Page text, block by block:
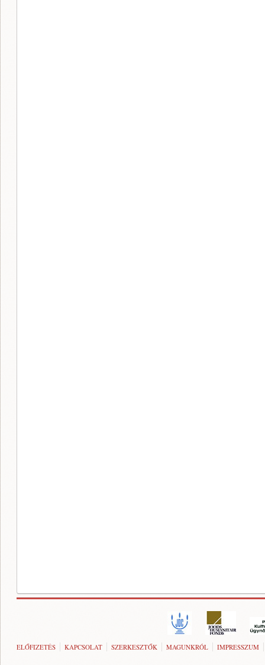
ELŐFIZETÉS KAPCSOLAT SZERKESZTŐK MAGUNKRÓL IMPRESSZUM